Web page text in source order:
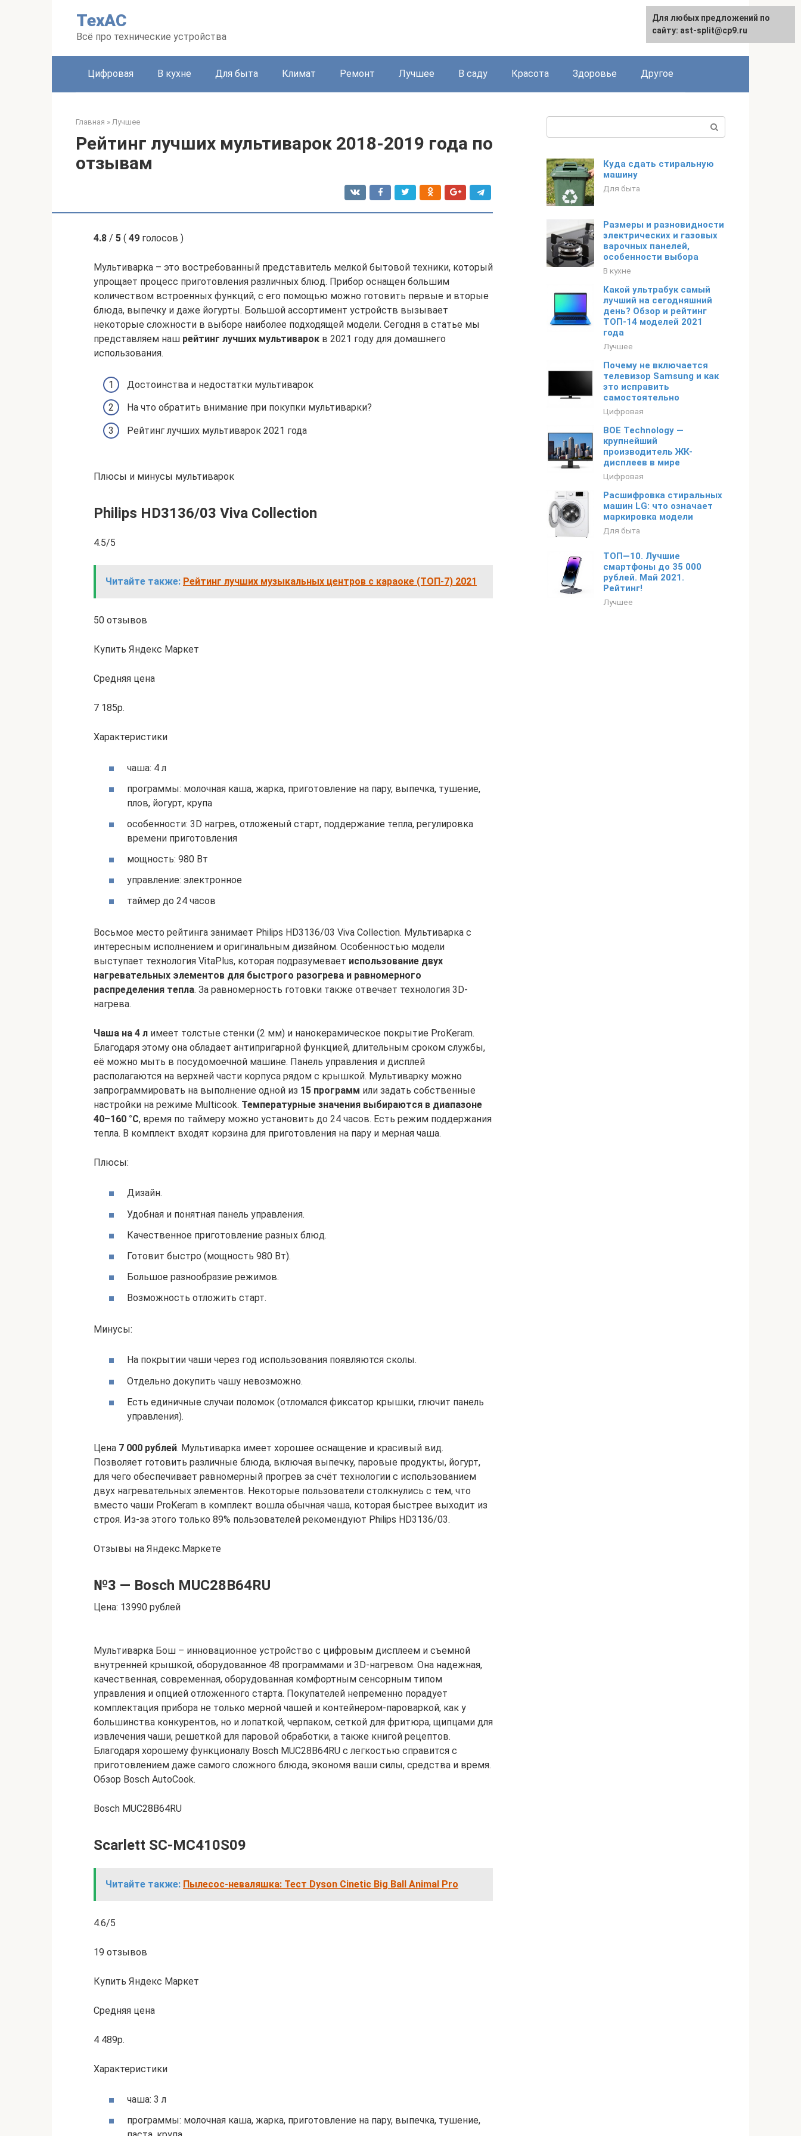
ТехАС
Всё про технические устройства
English
Цифровая В кухне Для быта Климат Ремонт Лучшее В саду Красота Здоровье Другое
Главная » Лучшее
Рейтинг лучших мультиварок 2018-2019 года по
отзывам
4.8 / 5 ( 49 голосов )
Мультиварка – это востребованный представитель мелкой бытовой техники, который
упрощает процесс приготовления различных блюд. Прибор оснащен большим
количеством встроенных функций, с его помощью можно готовить первые и вторые
блюда, выпечку и даже йогурты. Большой ассортимент устройств вызывает
некоторые сложности в выборе наиболее подходящей модели. Сегодня в статье мы
представляем наш рейтинг лучших мультиварок в 2021 году для домашнего
использования.
Достоинства и недостатки мультиварок
На что обратить внимание при покупки мультиварки?
Рейтинг лучших мультиварок 2021 года
Плюсы и минусы мультиварок
Philips HD3136/03 Viva Collection
4.5/5
Читайте также: Рейтинг лучших музыкальных центров с караоке (ТОП-7) 2021
50 отзывов
Купить Яндекс Маркет
Средняя цена
7 185р.
Характеристики
чаша: 4 л
программы: молочная каша, жарка, приготовление на пару, выпечка, тушение,
плов, йогурт, крупа
особенности: 3D нагрев, отложеный старт, поддержание тепла, регулировка
времени приготовления
мощность: 980 Вт
управление: электронное
таймер до 24 часов
Восьмое место рейтинга занимает Philips HD3136/03 Viva Collection. Мультиварка с
интересным исполнением и оригинальным дизайном. Особенностью модели
выступает технология VitaPlus, которая подразумевает использование двух
нагревательных элементов для быстрого разогрева и равномерного
распределения тепла. За равномерность готовки также отвечает технология 3D-
нагрева.
Чаша на 4 л имеет толстые стенки (2 мм) и нанокерамическое покрытие ProKeram.
Благодаря этому она обладает антипригарной функцией, длительным сроком службы,
её можно мыть в посудомоечной машине. Панель управления и дисплей
располагаются на верхней части корпуса рядом с крышкой. Мультиварку можно
запрограммировать на выполнение одной из 15 программ или задать собственные
настройки на режиме Multicook. Температурные значения выбираются в диапазоне
40–160 °C, время по таймеру можно установить до 24 часов. Есть режим поддержания
тепла. В комплект входят корзина для приготовления на пару и мерная чаша.
Плюсы:
Дизайн.
Удобная и понятная панель управления.
Качественное приготовление разных блюд.
Готовит быстро (мощность 980 Вт).
Большое разнообразие режимов.
Возможность отложить старт.
Минусы:
На покрытии чаши через год использования появляются сколы.
Отдельно докупить чашу невозможно.
Есть единичные случаи поломок (отломался фиксатор крышки, глючит панель
управления).
Цена 7 000 рублей. Мультиварка имеет хорошее оснащение и красивый вид.
Позволяет готовить различные блюда, включая выпечку, паровые продукты, йогурт,
для чего обеспечивает равномерный прогрев за счёт технологии с использованием
двух нагревательных элементов. Некоторые пользователи столкнулись с тем, что
вместо чаши ProKeram в комплект вошла обычная чаша, которая быстрее выходит из
строя. Из-за этого только 89% пользователей рекомендуют Philips HD3136/03.
Отзывы на Яндекс.Маркете
№3 — Bosch MUC28B64RU
Цена: 13990 рублей
Мультиварка Бош – инновационное устройство с цифровым дисплеем и съемной
внутренней крышкой, оборудованное 48 программами и 3D-нагревом. Она надежная,
качественная, современная, оборудованная комфортным сенсорным типом
управления и опцией отложенного старта. Покупателей непременно порадует
комплектация прибора не только мерной чашей и контейнером-пароваркой, как у
большинства конкурентов, но и лопаткой, черпаком, сеткой для фритюра, щипцами для
извлечения чаши, решеткой для паровой обработки, а также книгой рецептов.
Благодаря хорошему функционалу Bosch MUC28B64RU с легкостью справится с
приготовлением даже самого сложного блюда, экономя ваши силы, средства и время.
Обзор Bosch AutoCook.
Bosch MUC28B64RU
Scarlett SC-MC410S09
Читайте также: Пылесос-неваляшка: Тест Dyson Cinetic Big Ball Animal Pro
4.6/5
19 отзывов
Купить Яндекс Маркет
Средняя цена
4 489р.
Характеристики
чаша: 3 л
программы: молочная каша, жарка, приготовление на пару, выпечка, тушение,
Куда сдать стиральную
машину
Для быта
Размеры и разновидности
электрических и газовых
варочных панелей,
особенности выбора
В кухне
Какой ультрабук самый
лучший на сегодняшний
день? Обзор и рейтинг
ТОП-14 моделей 2021
года
Лучшее
Почему не включается
телевизор Samsung и как
это исправить
самостоятельно
Цифровая
BOE Technology —
крупнейший
производитель ЖК-
дисплеев в мире
Цифровая
Расшифровка стиральных
машин LG: что означает
маркировка модели
Для быта
ТОП—10. Лучшие
смартфоны до 35 000
рублей. Май 2021.
Рейтинг!
Лучшее
Для любых предложений по
сайту: ast-split@cp9.ru